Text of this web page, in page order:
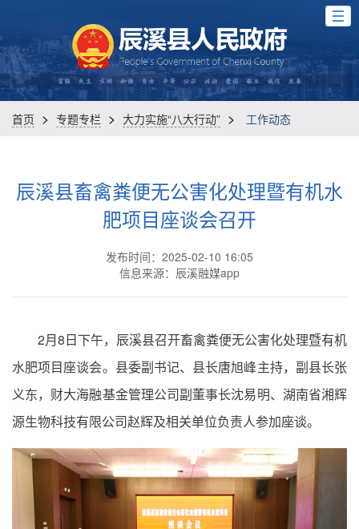
首页 > 专题专栏 > 大力实施“八大行动” > 工作动态
辰溪县畜禽粪便无公害化处理暨有机水
肥项目座谈会召开
发布时间：2025-02-10 16:05
信息来源：辰溪融媒app
2月8日下午，辰溪县召开畜禽粪便无公害化处理暨有机
水肥项目座谈会。县委副书记、县长唐旭峰主持，副县长张
义东，财大海融基金管理公司副董事长沈易明、湖南省湘辉
源生物科技有限公司赵辉及相关单位负责人参加座谈。